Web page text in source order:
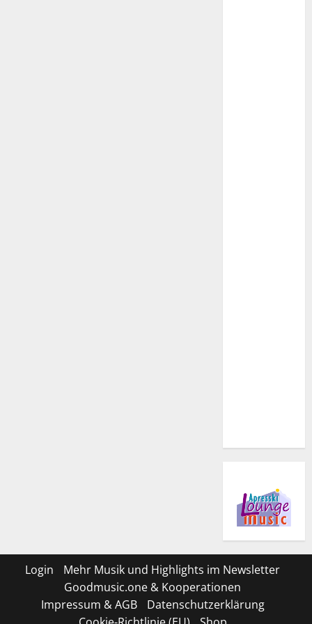
Login
Mehr Musik und Highlights im Newsletter
Goodmusic.one & Kooperationen
Impressum & AGB
Datenschutzerklärung